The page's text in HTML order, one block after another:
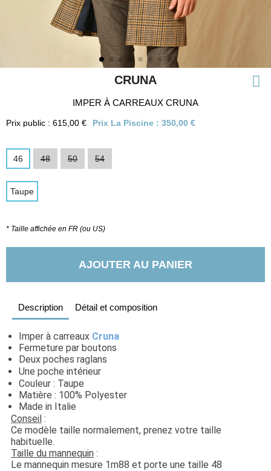
CRUNA
IMPER À CARREAUX CRUNA
Prix public : 615,00 € Prix La Piscine : 350,00 €
46 48 50 54
Taupe
* Taille affichée en FR (ou US)
AJOUTER AU PANIER
Description Détail et composition
Imper à carreaux Cruna
Fermeture par boutons
Deux poches raglans
Une poche intérieur
Couleur : Taupe
Matière : 100% Polyester
Made in Italie
Conseil :
Ce modèle taille normalement, prenez votre taille
habituelle.
Taille du mannequin :
Le mannequin mesure 1m88 et porte une taille 48